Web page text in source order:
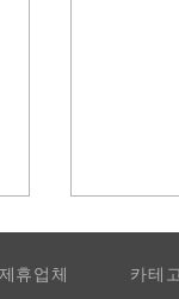
휴업체 카테